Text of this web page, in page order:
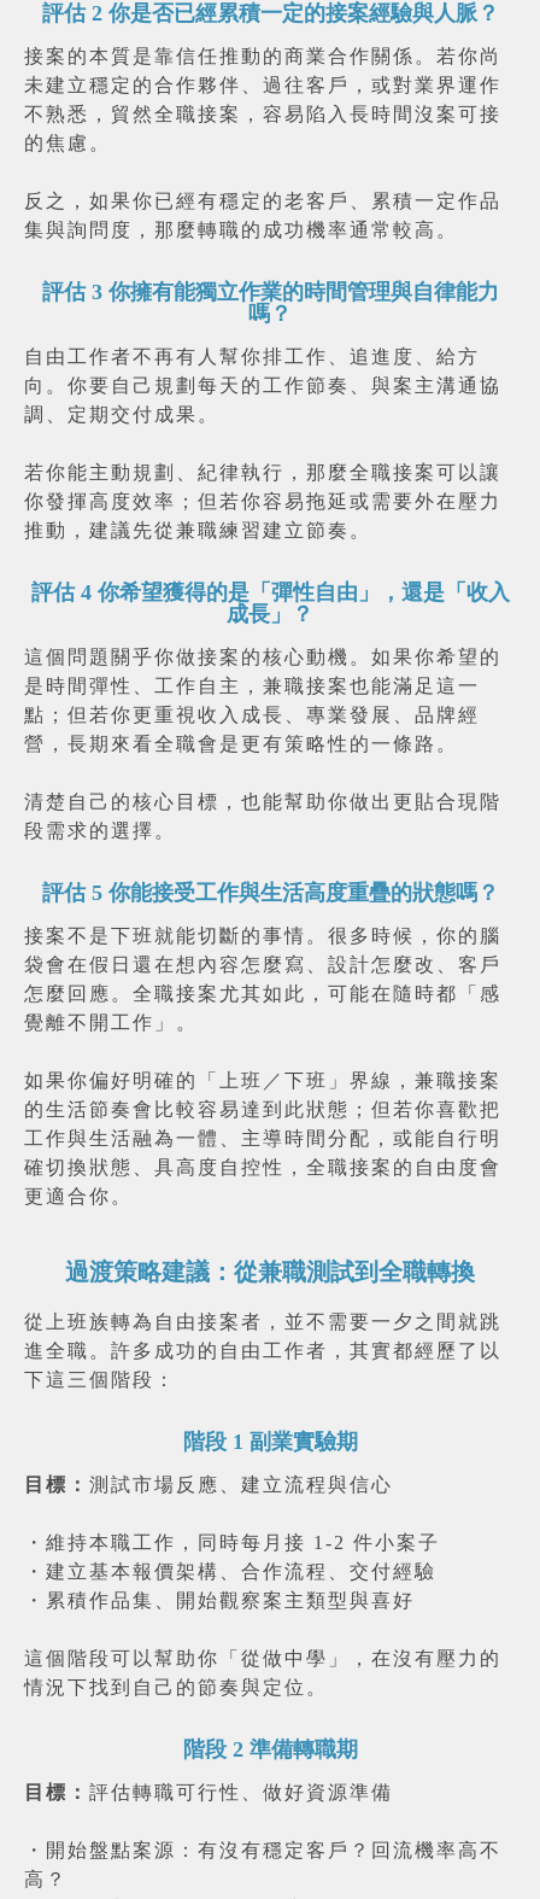
評估 2 你是否已經累積一定的接案經驗與人脈？
接案的本質是靠信任推動的商業合作關係。若你尚
未建立穩定的合作夥伴、過往客戶，或對業界運作
不熟悉，貿然全職接案，容易陷入長時間沒案可接
的焦慮。
反之，如果你已經有穩定的老客戶、累積一定作品
集與詢問度，那麼轉職的成功機率通常較高。
評估 3 你擁有能獨立作業的時間管理與自律能力
嗎？
自由工作者不再有人幫你排工作、追進度、給方
向。你要自己規劃每天的工作節奏、與案主溝通協
調、定期交付成果。
若你能主動規劃、紀律執行，那麼全職接案可以讓
你發揮高度效率；但若你容易拖延或需要外在壓力
推動，建議先從兼職練習建立節奏。
評估 4 你希望獲得的是「彈性自由」，還是「收入
成長」？
這個問題關乎你做接案的核心動機。如果你希望的
是時間彈性、工作自主，兼職接案也能滿足這一
點；但若你更重視收入成長、專業發展、品牌經
營，長期來看全職會是更有策略性的一條路。
清楚自己的核心目標，也能幫助你做出更貼合現階
段需求的選擇。
評估 5 你能接受工作與生活高度重疊的狀態嗎？
接案不是下班就能切斷的事情。很多時候，你的腦
袋會在假日還在想內容怎麼寫、設計怎麼改、客戶
怎麼回應。全職接案尤其如此，可能在隨時都「感
覺離不開工作」。
如果你偏好明確的「上班／下班」界線，兼職接案
的生活節奏會比較容易達到此狀態；但若你喜歡把
工作與生活融為一體、主導時間分配，或能自行明
確切換狀態、具高度自控性，全職接案的自由度會
更適合你。
過渡策略建議：從兼職測試到全職轉換
從上班族轉為自由接案者，並不需要一夕之間就跳
進全職。許多成功的自由工作者，其實都經歷了以
下這三個階段：
階段 1 副業實驗期
目標： 測試市場反應、建立流程與信心
・ 維持本職工作，同時每月接 1-2 件小案子
・ 建立基本報價架構、合作流程、交付經驗
・ 累積作品集、開始觀察案主類型與喜好
這個階段可以幫助你「從做中學」，在沒有壓力的
情況下找到自己的節奏與定位。
階段 2 準備轉職期
目標： 評估轉職可行性、做好資源準備
・ 開始盤點案源：有沒有穩定客戶？回流機率高不
高？